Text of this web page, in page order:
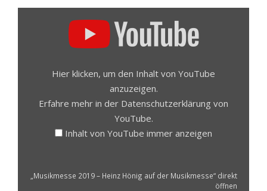
Hier klicken, um den Inhalt von YouTube
anzuzeigen.
Erfahre mehr in der Datenschutzerklärung von
YouTube.
Inhalt von YouTube immer anzeigen
„Musikmesse 2019 – Heinz Hönig auf der Musikmesse“ direkt
öffnen